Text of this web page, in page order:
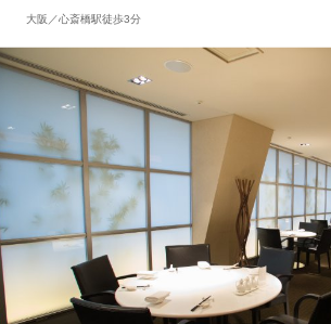
大阪／心斎橋駅徒歩3分